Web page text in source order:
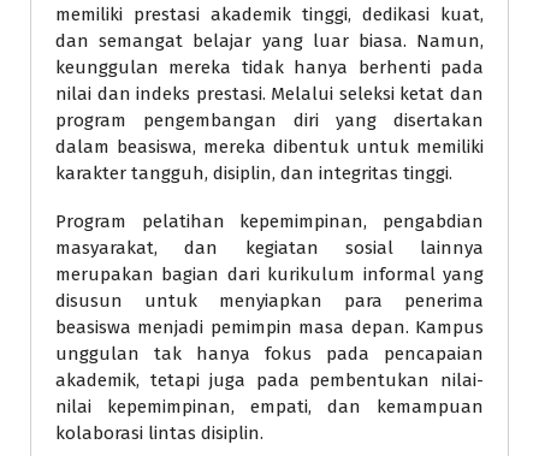
memiliki prestasi akademik tinggi, dedikasi kuat,
dan semangat belajar yang luar biasa. Namun,
keunggulan mereka tidak hanya berhenti pada
nilai dan indeks prestasi. Melalui seleksi ketat dan
program pengembangan diri yang disertakan
dalam beasiswa, mereka dibentuk untuk memiliki
karakter tangguh, disiplin, dan integritas tinggi.
Program pelatihan kepemimpinan, pengabdian
masyarakat, dan kegiatan sosial lainnya
merupakan bagian dari kurikulum informal yang
disusun untuk menyiapkan para penerima
beasiswa menjadi pemimpin masa depan. Kampus
unggulan tak hanya fokus pada pencapaian
akademik, tetapi juga pada pembentukan nilai-
nilai kepemimpinan, empati, dan kemampuan
kolaborasi lintas disiplin.